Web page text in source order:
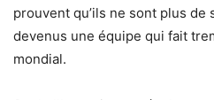
prouvent qu’ils ne sont plus
devenus une équipe qui fait
mondial.